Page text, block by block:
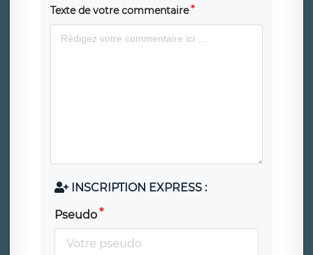
Texte de votre commentaire
INSCRIPTION EXPRESS :
Pseudo